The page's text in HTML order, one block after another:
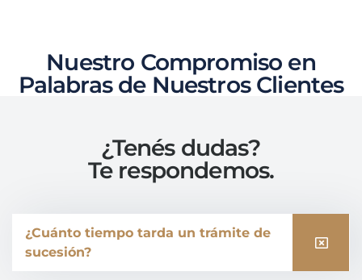
Nuestro Compromiso en
Palabras de Nuestros Clientes
¿Tenés dudas?
Te respondemos.
¿Cuánto tiempo tarda un trámite de
sucesión?